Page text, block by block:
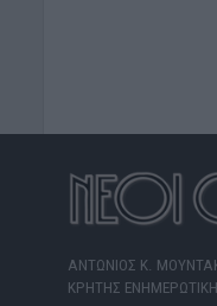
ΑΝΤΩΝΙΟΣ Κ.
ΚΡΗΤΗΣ